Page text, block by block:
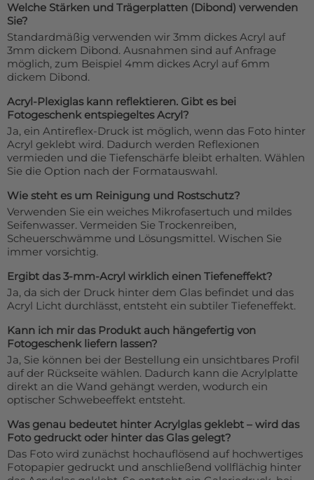
Welche Stärken und Trägerplatten (Dibond) verwenden
Sie?
Standardmäßig verwenden wir 3mm dickes Acryl auf
3mm dickem Dibond. Ausnahmen sind auf Anfrage
möglich, zum Beispiel 4mm dickes Acryl auf 6mm
dickem Dibond.
Acryl-Plexiglas kann reflektieren. Gibt es bei
Fotogeschenk entspiegeltes Acryl?
Ja, ein Antireflex-Druck ist möglich, wenn das Foto hinter
Acryl geklebt wird. Dadurch werden Reflexionen
vermieden und die Tiefenschärfe bleibt erhalten. Wählen
Sie die Option nach der Formatauswahl.
Wie steht es um Reinigung und Rostschutz?
Verwenden Sie ein weiches Mikrofasertuch und mildes
Seifenwasser. Vermeiden Sie Trockenreiben,
Scheuerschwämme und Lösungsmittel. Wischen Sie
immer vorsichtig.
Ergibt das 3-mm-Acryl wirklich einen Tiefeneffekt?
Ja, da sich der Druck hinter dem Glas befindet und das
Acryl Licht durchlässt, entsteht ein subtiler Tiefeneffekt.
Kann ich mir das Produkt auch hängefertig von
Fotogeschenk liefern lassen?
Ja, Sie können bei der Bestellung ein unsichtbares Profil
auf der Rückseite wählen. Dadurch kann die Acrylplatte
direkt an die Wand gehängt werden, wodurch ein
optischer Schwebeeffekt entsteht.
Was genau bedeutet hinter Acrylglas geklebt – wird das
Foto gedruckt oder hinter das Glas gelegt?
Das Foto wird zunächst hochauflösend auf hochwertiges
Fotopapier gedruckt und anschließend vollflächig hinter